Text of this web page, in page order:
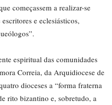
começassem a realizar-se
e eclesiásticos,
espiritual das comunidades
Correia, da Arquidiocese de
dioceses a “forma fraterna
rito bizantino e, sobretudo, a